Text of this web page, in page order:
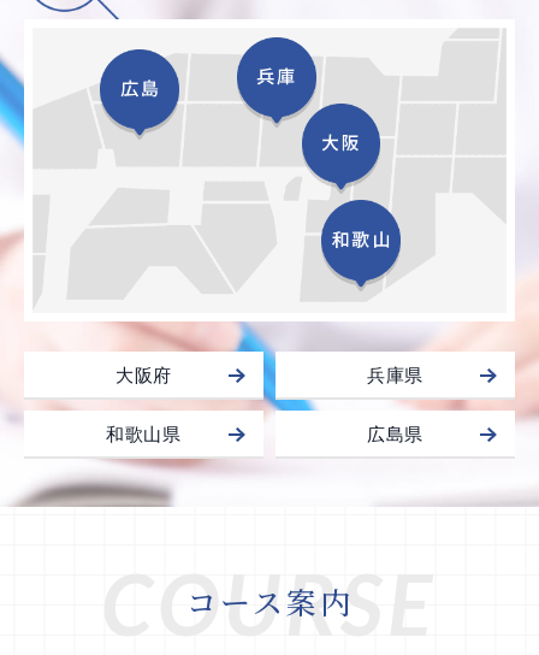
大阪府 兵庫県
和歌山県 広島県
コース案内
COURSE